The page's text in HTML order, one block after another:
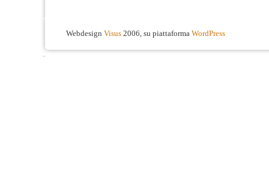
Webdesign Visus 2006, su piattaforma WordPress